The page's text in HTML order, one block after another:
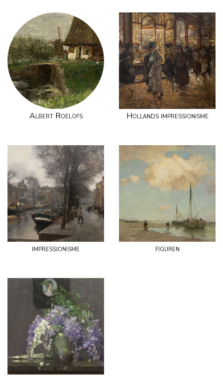
Albert Roelofs Hollands impressionisme
impressionisme figuren